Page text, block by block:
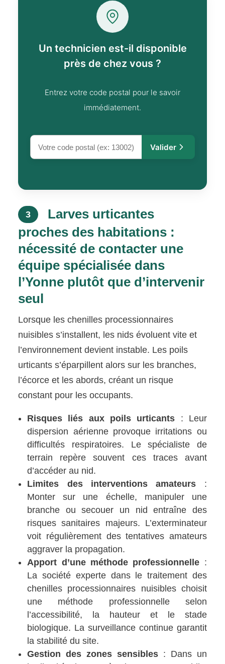
Un technicien est-il disponible
près de chez vous ?
Entrez votre code postal pour le savoir
immédiatement.
Valider
3
Larves urticantes
proches des habitations :
nécessité de contacter une
équipe spécialisée dans
l’Yonne plutôt que d’intervenir
seul
Lorsque les chenilles processionnaires
nuisibles s’installent, les nids évoluent vite et
l’environnement devient instable. Les poils
urticants s’éparpillent alors sur les branches,
l’écorce et les abords, créant un risque
constant pour les occupants.
Risques liés aux poils urticants : Leur
dispersion aérienne provoque irritations ou
difficultés respiratoires. Le spécialiste de
terrain repère souvent ces traces avant
d’accéder au nid.
Limites des interventions amateurs :
Monter sur une échelle, manipuler une
branche ou secouer un nid entraîne des
risques sanitaires majeurs. L’exterminateur
voit régulièrement des tentatives amateurs
aggraver la propagation.
Apport d’une méthode professionnelle :
La société experte dans le traitement des
chenilles processionnaires nuisibles choisit
une méthode professionnelle selon
l’accessibilité, la hauteur et le stade
biologique. La surveillance continue garantit
la stabilité du site.
Gestion des zones sensibles : Dans un